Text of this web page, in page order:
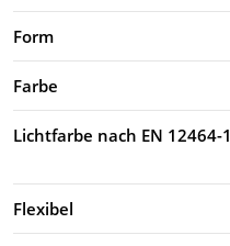
Form
Farbe
Lichtfarbe nach EN 12464-1
Flexibel